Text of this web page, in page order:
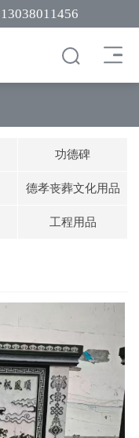
13038011456
功德碑
德孝丧葬文化用品
工程用品